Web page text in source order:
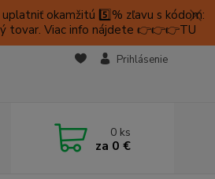
okamžitú 5️⃣% zľavu s kódom:
tovar. Viac info nájdete 👉👉👉TU
Prihlásenie
0 ks
za 0 €